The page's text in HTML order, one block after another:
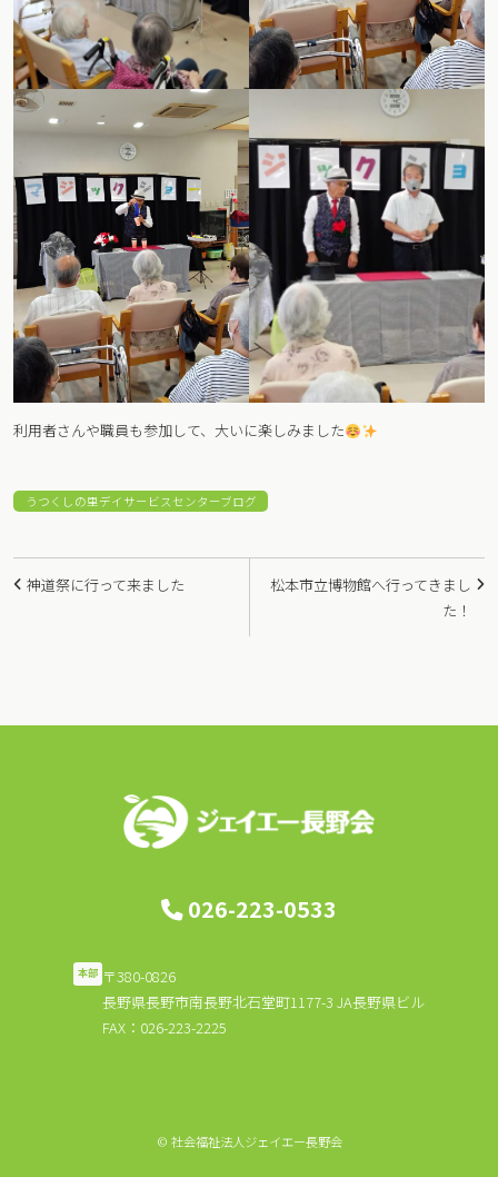
利用者さんや職員も参加して、大いに楽しみました
うつくしの里デイサービスセンターブログ
投
ゲ
松本市立博物館へ行ってきまし
た！
神道祭に行って来ました
026-223-0533
本部 〒380-0826
長野県長野市南長野北石堂町1177-3 JA長野県ビル
FAX：026-223-2225
© 社会福祉法人ジェイエー長野会